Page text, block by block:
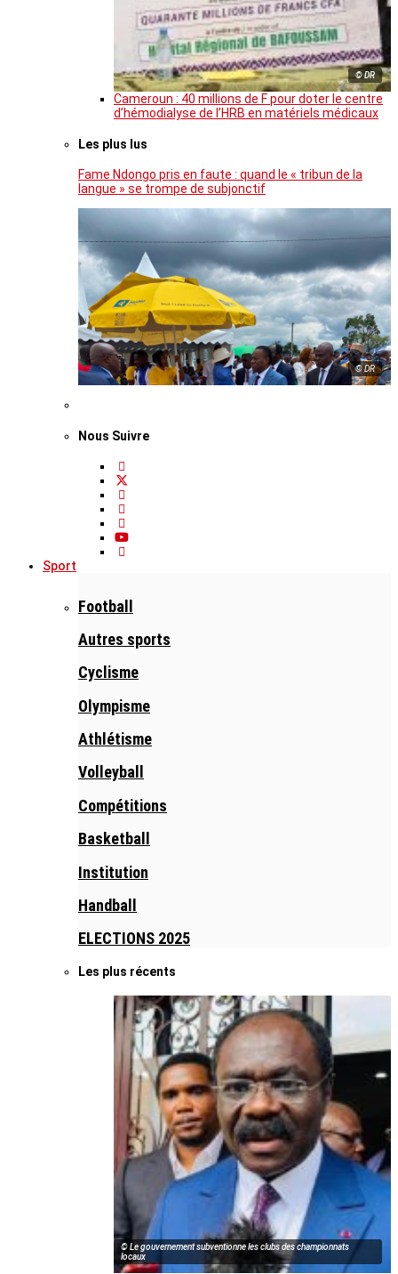
© DR
Cameroun : 40 millions de F pour doter le centre
d’hémodialyse de l’HRB en matériels médicaux
Les plus lus
Fame Ndongo pris en faute : quand le « tribun de la
langue » se trompe de subjonctif
© DR
Nous Suivre
Sport
Football
Autres sports
Cyclisme
Olympisme
Athlétisme
Volleyball
Compétitions
Basketball
Institution
Handball
ELECTIONS 2025
Les plus récents
© Le gouvernement subventionne les clubs des championnats
locaux